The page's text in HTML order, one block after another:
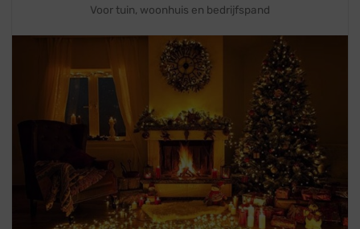
Voor tuin, woonhuis en bedrijfspand